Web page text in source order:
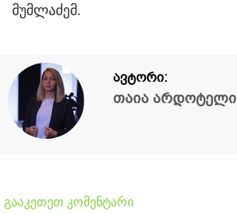
მუმლაძემ.
ავტორი:
თაია არდოტელი
გააკეთეთ კომენტარი